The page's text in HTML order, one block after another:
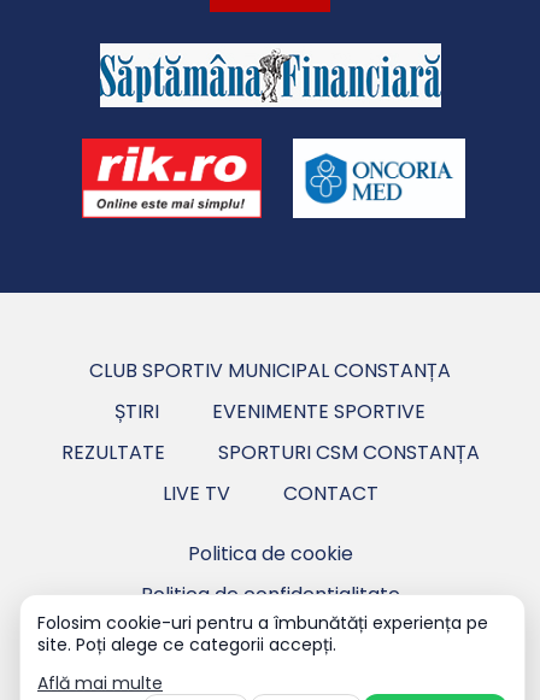
CLUB SPORTIV MUNICIPAL CONSTANȚA
ȘTIRI
EVENIMENTE SPORTIVE
REZULTATE
SPORTURI CSM CONSTANȚA
LIVE TV
CONTACT
Politica de cookie
Politica de confidentialitate
Copyright ©2026 CSM Constanța - Club Sportiv
Folosim cookie-uri pentru a îmbunătăți experiența pe
site. Poți alege ce categorii accepți.
Află mai multe